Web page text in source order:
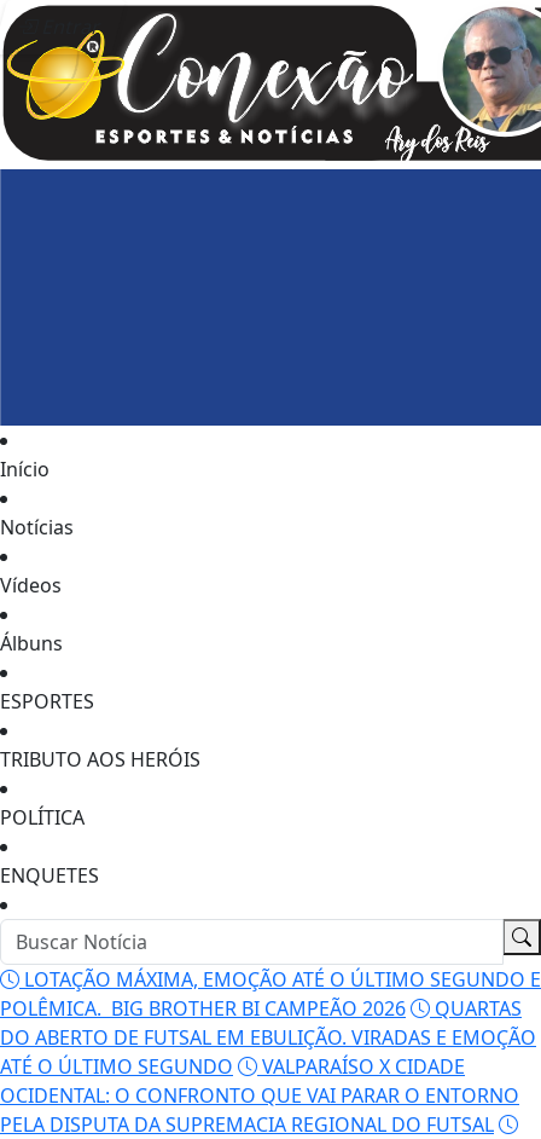
Entrar
Início
Notícias
Vídeos
Álbuns
ESPORTES
TRIBUTO AOS HERÓIS
POLÍTICA
ENQUETES
LOTAÇÃO MÁXIMA, EMOÇÃO ATÉ O ÚLTIMO SEGUNDO E
POLÊMICA. BIG BROTHER BI CAMPEÃO 2026
QUARTAS
DO ABERTO DE FUTSAL EM EBULIÇÃO. VIRADAS E EMOÇÃO
ATÉ O ÚLTIMO SEGUNDO
VALPARAÍSO X CIDADE
OCIDENTAL: O CONFRONTO QUE VAI PARAR O ENTORNO
PELA DISPUTA DA SUPREMACIA REGIONAL DO FUTSAL